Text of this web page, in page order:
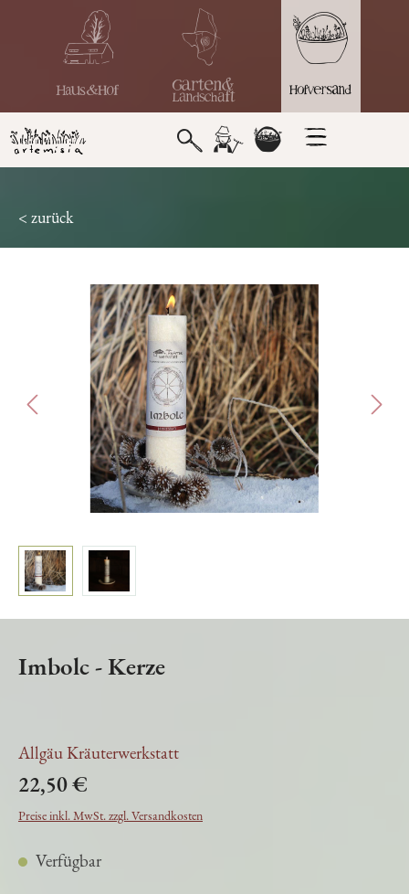
< zurück
Imbolc - Kerze
Allgäu Kräuterwerkstatt
22,50 €
Preise inkl. MwSt. zzgl. Versandkosten
Verfügbar